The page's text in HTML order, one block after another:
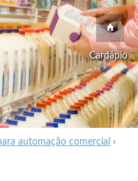
Cardápio
automação comercial
›